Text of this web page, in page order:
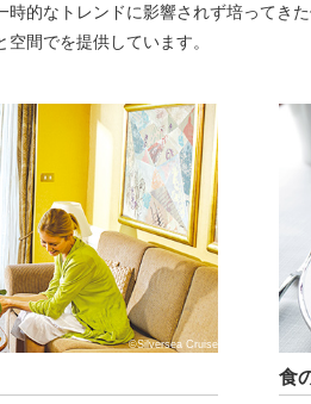
時的なトレンドに影響されず培ってき
間でを提供しています。
©Silversea Cruise
食